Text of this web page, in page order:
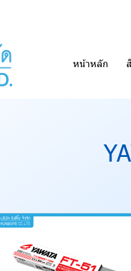
หน้าหลัก